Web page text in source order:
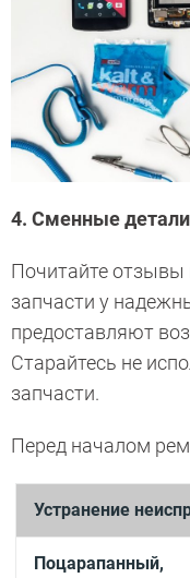
4. Сменные
Почитайте отзывы
запчасти у
предоставляют
Старайтесь не
запчасти.
Перед началом
Устранение
Поцарапанный,